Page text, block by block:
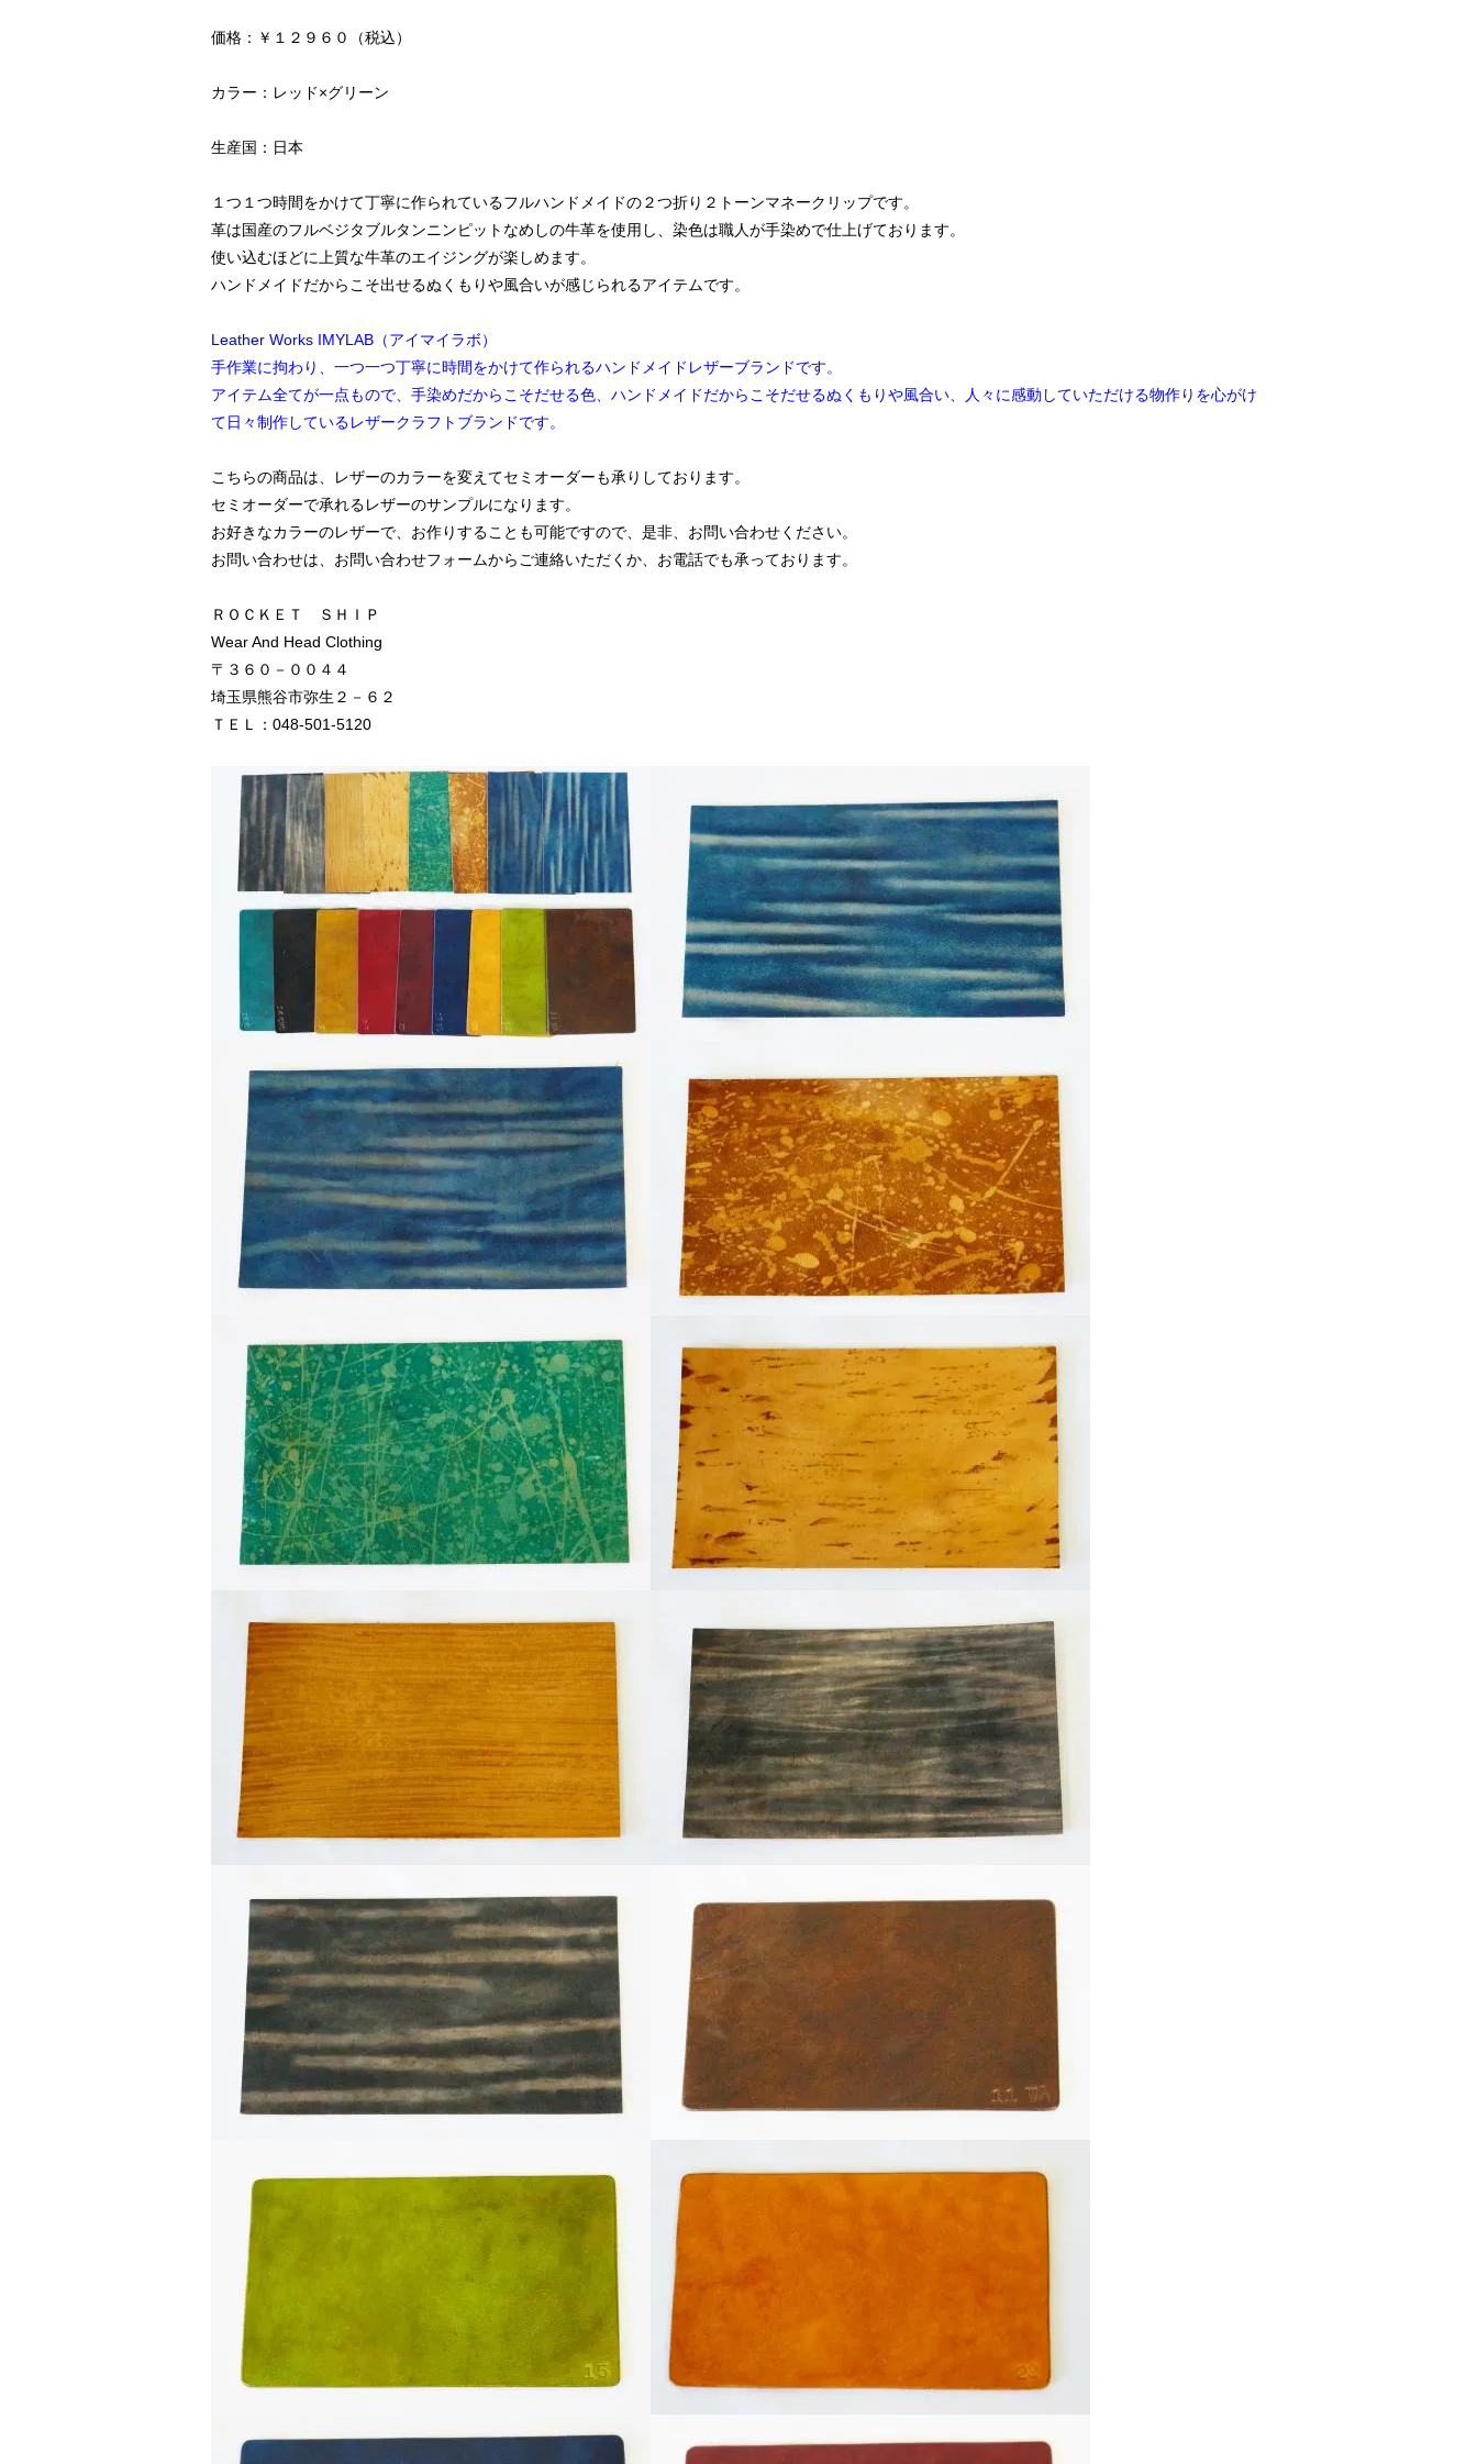
価格：￥１２９６０（税込）
カラー：レッド×グリーン
生産国：日本
１つ１つ時間をかけて丁寧に作られているフルハンドメイドの２つ折り２トーンマネークリップです。
革は国産のフルベジタブルタンニンピットなめしの牛革を使用し、染色は職人が手染めで仕上げております。
使い込むほどに上質な牛革のエイジングが楽しめます。
ハンドメイドだからこそ出せるぬくもりや風合いが感じられるアイテムです。
Leather Works IMYLAB（アイマイラボ）
手作業に拘わり、一つ一つ丁寧に時間をかけて作られるハンドメイドレザーブランドです。
アイテム全てが一点もので、手染めだからこそだせる色、ハンドメイドだからこそだせるぬくもりや風合い、人々に感動していただける物作りを心がけ
て日々制作しているレザークラフトブランドです。
こちらの商品は、レザーのカラーを変えてセミオーダーも承りしております。
セミオーダーで承れるレザーのサンプルになります。
お好きなカラーのレザーで、お作りすることも可能ですので、是非、お問い合わせください。
お問い合わせは、お問い合わせフォームからご連絡いただくか、お電話でも承っております。
ＲＯＣＫＥＴ ＳＨＩＰ
Wear And Head Clothing
〒３６０－００４４
埼玉県熊谷市弥生２－６２
ＴＥＬ：048-501-5120